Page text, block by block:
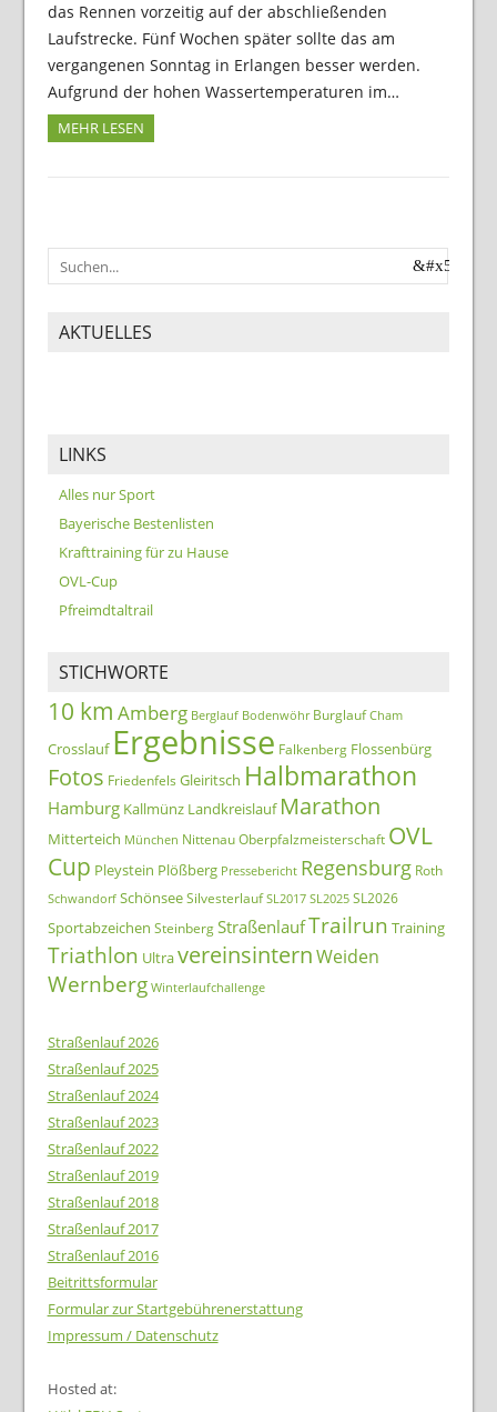
das Rennen vorzeitig auf der abschließenden
Laufstrecke. Fünf Wochen später sollte das am
vergangenen Sonntag in Erlangen besser werden.
Aufgrund der hohen Wassertemperaturen im…
MEHR LESEN
AKTUELLES
LINKS
Alles nur Sport
Bayerische Bestenlisten
Krafttraining für zu Hause
OVL-Cup
Pfreimdtaltrail
STICHWORTE
10 km Amberg Berglauf Bodenwöhr Burglauf Cham
Crosslauf Ergebnisse Falkenberg Flossenbürg
Fotos Friedenfels Gleiritsch Halbmarathon
Hamburg Kallmünz Landkreislauf Marathon
Mitterteich München Nittenau Oberpfalzmeisterschaft OVL
Cup Pleystein Plößberg Pressebericht Regensburg Roth
Schwandorf Schönsee Silvesterlauf SL2017 SL2025 SL2026
Sportabzeichen Steinberg StraßenlaufTrailrun Training
Triathlon UltravereinsinternWeiden
Wernberg Winterlaufchallenge
Straßenlauf 2026
Straßenlauf 2025
Straßenlauf 2024
Straßenlauf 2023
Straßenlauf 2022
Straßenlauf 2019
Straßenlauf 2018
Straßenlauf 2017
Straßenlauf 2016
Beitrittsformular
Formular zur Startgebührenerstattung
Impressum / Datenschutz
Hosted at: